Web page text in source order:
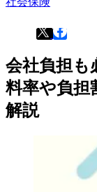
会社負担も
料率や負担
解説